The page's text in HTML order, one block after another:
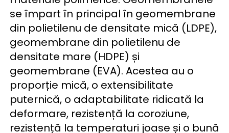
se împart în principal în geomembrane
din polietilenu de densitate mică (LDPE),
geomembrane din polietilenu de
densitate mare (HDPE) și
geomembrane (EVA). Acestea au o
proporție mică, o extensibilitate
puternică, o adaptabilitate ridicată la
deformare, rezistență la coroziune,
rezistență la temperaturi joase și o bună